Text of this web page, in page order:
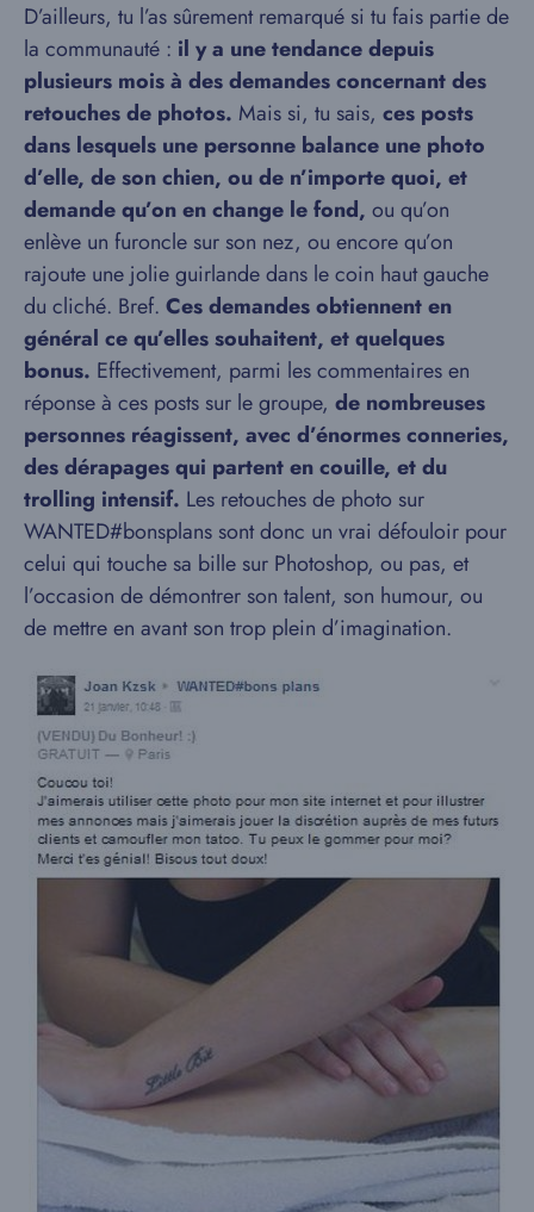
D’ailleurs, tu l’as sûrement remarqué si tu fais partie de
la communauté : il y a une tendance depuis
plusieurs mois à des demandes concernant des
retouches de photos. Mais si, tu sais, ces posts
dans lesquels une personne balance une photo
d’elle, de son chien, ou de n’importe quoi, et
demande qu’on en change le fond, ou qu’on
enlève un furoncle sur son nez, ou encore qu’on
rajoute une jolie guirlande dans le coin haut gauche
du cliché. Bref. Ces demandes obtiennent en
général ce qu’elles souhaitent, et quelques
bonus. Effectivement, parmi les commentaires en
réponse à ces posts sur le groupe, de nombreuses
personnes réagissent, avec d’énormes conneries,
des dérapages qui partent en couille, et du
trolling intensif. Les retouches de photo sur
WANTED#bonsplans sont donc un vrai défouloir pour
celui qui touche sa bille sur Photoshop, ou pas, et
l’occasion de démontrer son talent, son humour, ou
de mettre en avant son trop plein d’imagination.